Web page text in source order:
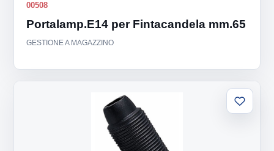
00508
Portalamp.E14 per Fintacandela mm.65
GESTIONE A MAGAZZINO
Aggiungi
alla